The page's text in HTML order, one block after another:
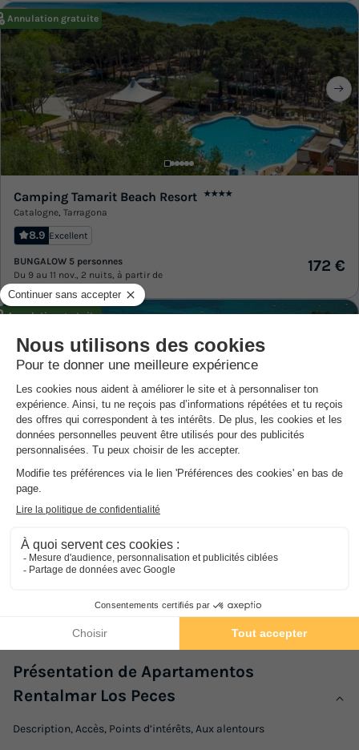
Annulation gratuite
Camping Tamarit Beach Resort ★★★★
Catalogne, Tarragona
8.9 Excellent
BUNGALOW 5 personnes
Du 9 au 11 nov., 2 nuits, à partir de
172 €
Annulation gratuite
Camping Playa Montroig
Catalogne ,Mont-roig Del Camp
MOBILHOME 5 personnes
Du 17 au 24 oct., 7 nuits, à partir de
Prix conseillé :
Présentation de Apartamentos
Rentalmar Los Peces
Description, Accès, Points d’intérêts, Aux alentours